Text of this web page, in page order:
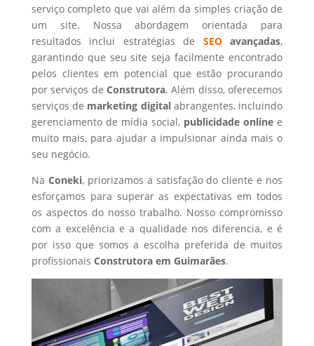
serviço completo que vai além da simples criação de
um site. Nossa abordagem orientada para
resultados inclui estratégias de SEOavançadas,
garantindo que seu site seja facilmente encontrado
pelos clientes em potencial que estão procurando
por serviços de Construtora. Além disso, oferecemos
serviços de marketing digital abrangentes, incluindo
gerenciamento de mídia social, publicidade online e
muito mais, para ajudar a impulsionar ainda mais o
seu negócio.
Na Coneki, priorizamos a satisfação do cliente e nos
esforçamos para superar as expectativas em todos
os aspectos do nosso trabalho. Nosso compromisso
com a excelência e a qualidade nos diferencia, e é
por isso que somos a escolha preferida de muitos
profissionais Construtoraem Guimarães.